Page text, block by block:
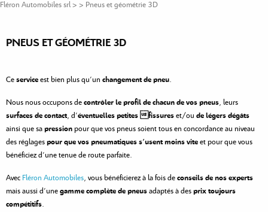
Fléron Automobiles srl > > Pneus et géométrie 3D
PNEUS ET GÉOMÉTRIE 3D
Ce service est bien plus qu’un changement de pneu.
Nous nous occupons de contrôler le profil de chacun de vos pneus, leurs
surfaces de contact, d’éventuelles petites fissures et/ou de légers dégâts
ainsi que sa pression pour que vos pneus soient tous en concordance au niveau
des réglages pour que vos pneumatiques s’usent moins vite et pour que vous
bénéficiez d’une tenue de route parfaite.
Avec Fléron Automobiles, vous bénéficierez à la fois de conseils de nos experts
mais aussi d’une gamme complète de pneus adaptés à des prix toujours
compétitifs.